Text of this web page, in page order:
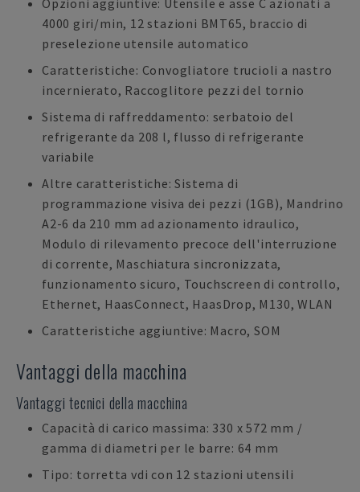
Opzioni aggiuntive: Utensile e asse C azionati a
4000 giri/min, 12 stazioni BMT65, braccio di
preselezione utensile automatico
Caratteristiche: Convogliatore trucioli a nastro
incernierato, Raccoglitore pezzi del tornio
Sistema di raffreddamento: serbatoio del
refrigerante da 208 l, flusso di refrigerante
variabile
Altre caratteristiche: Sistema di
programmazione visiva dei pezzi (1GB), Mandrino
A2-6 da 210 mm ad azionamento idraulico,
Modulo di rilevamento precoce dell'interruzione
di corrente, Maschiatura sincronizzata,
funzionamento sicuro, Touchscreen di controllo,
Ethernet, HaasConnect, HaasDrop, M130, WLAN
Caratteristiche aggiuntive: Macro, SOM
Vantaggi della macchina
Vantaggi tecnici della macchina
Capacità di carico massima: 330 x 572 mm /
gamma di diametri per le barre: 64 mm
Tipo: torretta vdi con 12 stazioni utensili